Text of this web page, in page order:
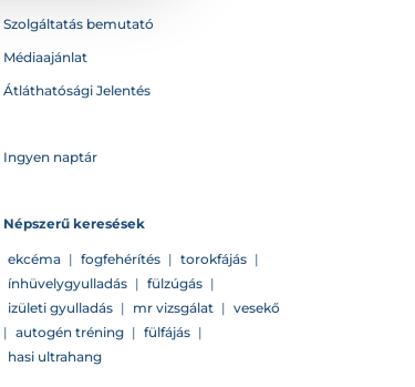
Szolgáltatás bemutató
Médiaajánlat
Átláthatósági Jelentés
Ingyen naptár
Népszerű keresések
ekcéma | fogfehérítés | torokfájás |
ínhüvelygyulladás | fülzúgás |
izületi gyulladás | mr vizsgálat | vesekő
| autogén tréning | fülfájás |
hasi ultrahang